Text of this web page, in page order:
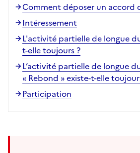
Comment déposer un accord
Intéressement
L'activité partielle de longue
t-elle toujours ?
L’activité partielle de longue
« Rebond » existe-t-elle
Participation